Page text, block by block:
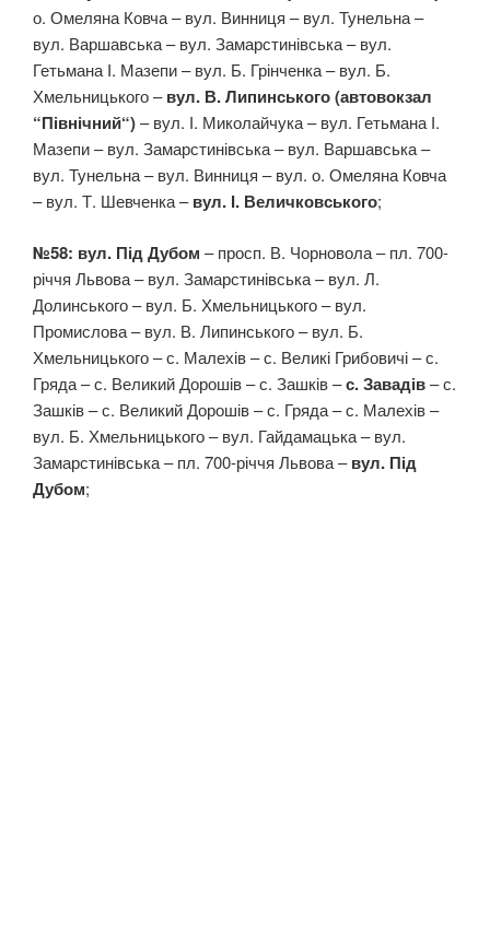
о. Омеляна Ковча – вул. Винниця – вул. Тунельна –
вул. Варшавська – вул. Замарстинівська – вул.
Гетьмана І. Мазепи – вул. Б. Грінченка – вул. Б.
Хмельницького –вул. В. Липинського (автовокзал
“Північний“)– вул. І. Миколайчука – вул. Гетьмана І.
Мазепи – вул. Замарстинівська – вул. Варшавська –
вул. Тунельна – вул. Винниця – вул. о. Омеляна Ковча
– вул. Т. Шевченка –вул. І. Величковського;
№58: вул. Під Дубом – просп. В. Чорновола – пл. 700-
річчя Львова – вул. Замарстинівська – вул. Л.
Долинського – вул. Б. Хмельницького – вул.
Промислова – вул. В. Липинського – вул. Б.
Хмельницького – с. Малехів – с. Великі Грибовичі – с.
Гряда – с. Великий Дорошів – с. Зашків –с. Завадів– с.
Зашків – с. Великий Дорошів – с. Гряда – с. Малехів –
вул. Б. Хмельницького – вул. Гайдамацька – вул.
Замарстинівська – пл. 700-річчя Львова –вул. Під
Дубом;